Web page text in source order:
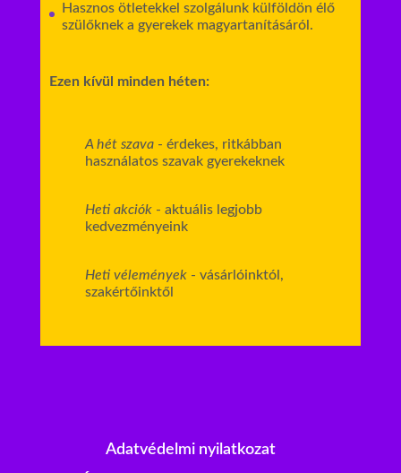
Hasznos ötletekkel szolgálunk külföldön élő
szülőknek a gyerekek magyartanításáról.
Ezen kívül minden héten:
A hét szava- érdekes, ritkábban
használatos szavak gyerekeknek
Heti akciók- aktuális legjobb
kedvezményeink
Heti vélemények- vásárlóinktól,
szakértőinktől
Adatvédelmi nyilatkozat